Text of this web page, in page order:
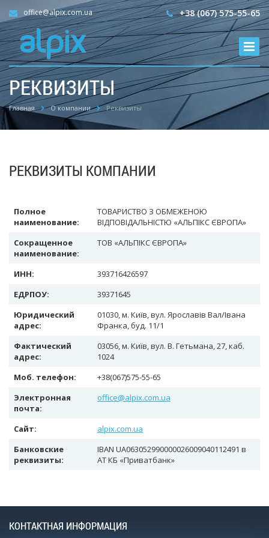
+38 (067) 575-55-65
office@alpix.com.ua
РЕКВИЗИТЫ
Главная О компании Реквизиты
РЕКВИЗИТЫ КОМПАНИИ
Полное
наименование:
ТОВАРИСТВО З ОБМЕЖЕНОЮ
ВІДПОВІДАЛЬНІСТЮ «АЛЬПІКС ЄВРОПА»
Сокращенное
наименование:
ТОВ «АЛЬПІКС ЄВРОПА»
ИНН:
393716426597
ЕДРПОУ:
39371645
Юридический
адрес:
01030, м. Київ, вул. Ярославів Вал/Івана
Франка, буд. 11/1
Фактический
адрес:
03056, м. Київ, вул. В. Гетьмана, 27, каб.
1024
Моб. телефон:
+38(067)575-55-65
Электронная
почта:
office@alpix.com.ua
Сайт:
alpix.com.ua
Банковские
реквизиты:
IBAN UA063052990000026009040112491 в
АТ КБ «Приватбанк»
КОНТАКТНАЯ ИНФОРМАЦИЯ